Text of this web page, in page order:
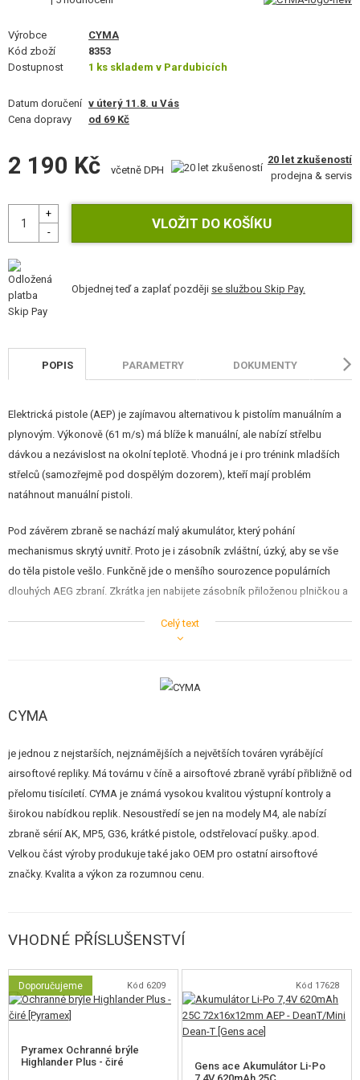
REKLAMNÍ PŘEDMĚTY
NOVINKY
SLEVY, AKCE
KONTAKT
Výrobce
CYMA
Kód zboží
8353
Dostupnost
1 ks skladem v Pardubicích
Datum doručení v úterý 11.8. u Vás
Cena dopravy
od 69 Kč
2 190 Kč včetně DPH
20 let zkušeností
prodejna & servis
Objednej teď a zaplať později se službou Skip Pay.
POPIS PARAMETRY DOKUMENTY
Elektrická pistole (AEP) je zajímavou alternativou k pistolím manuálním a
plynovým. Výkonově (61 m/s) má blíže k manuální, ale nabízí střelbu
dávkou a nezávislost na okolní teplotě. Vhodná je i pro trénink mladších
střelců (samozřejmě pod dospělým dozorem), kteří mají problém
natáhnout manuální pistoli.
Pod závěrem zbraně se nachází malý akumulátor, který pohání
mechanismus skrytý uvnitř. Proto je i zásobník zvláštní, úzký, aby se vše
do těla pistole vešlo. Funkčně jde o menšího sourozence populárních
dlouhých AEG zbraní. Zkrátka jen nabijete zásobník přiloženou plničkou a
Toto je novinka firmy Cyma, která jistě zaujme svým zpracováním v
Kovový mechabox je vybaven ocelovými kuličkovými ložisky,
polymeru a celé to pohání li-pol akumulátor. Můžete se těšit na kadenci
900 ran za minutu!
Akumulátor před použitím ho nabijte přes servisní konektor přiloženým
USB kabelem nebo vhodnou nabíječkou na li-pol akumulátory.
Hop-up je nastavitelný.
Součástí je zásobník, nabíjecí kabel, plnička a vytěrák.
Celý text
CYMA
je jednou z nejstarších, nejznámějších a největších továren vyrábějící
airsoftové repliky. Má továrnu v číně a airsoftové zbraně vyrábí přibližně od
přelomu tisíciletí. CYMA je známá vysokou kvalitou výstupní kontroly a
širokou nabídkou replik. Nesoustředí se jen na modely M4, ale nabízí
zbraně sérií AK, MP5, G36, krátké pistole, odstřelovací pušky..apod.
Velkou část výroby produkuje také jako OEM pro ostatní airsoftové
značky. Kvalita a výkon za rozumnou cenu.
VHODNÉ PŘÍSLUŠENSTVÍ
Doporučujeme Kód 6209
Pyramex Ochranné brýle
Highlander Plus - čiré
Kód 17628
Gens ace Akumulátor Li-Po
7,4V 620mAh 25C